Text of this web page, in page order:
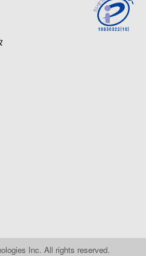
Inc. All rights reserved.